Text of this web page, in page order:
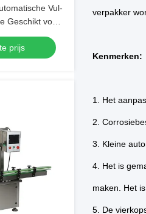
Vul-
Geschikt voor
en
prijs
verpakker
Kenmerken:
1. Het
2.
3. Kleine
4. Het is
maken. Het
5. De